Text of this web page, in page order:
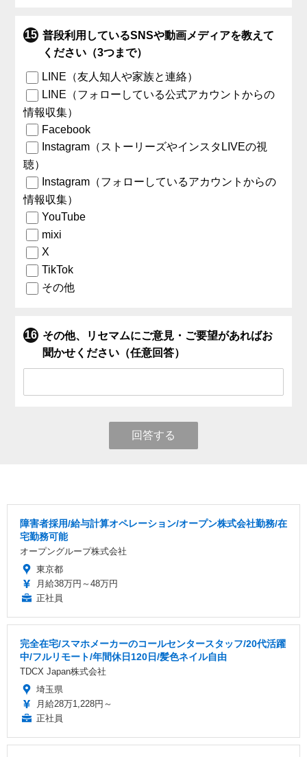
普段利用しているSNSや動画メディアを教えて
ください（3つまで）
LINE（友人知人や家族と連絡）
LINE（フォローしている公式アカウントからの
情報収集）
Facebook
Instagram（ストーリーズやインスタLIVEの視
聴）
Instagram（フォローしているアカウントからの
情報収集）
YouTube
mixi
X
TikTok
その他
その他、リセマムにご意見・ご要望があればお
聞かせください（任意回答）
回答する
障害者採用/給与計算オペレーション/オープン株式会社勤務/在
宅勤務可能
オープングループ株式会社
東京都
月給38万円～48万円
正社員
完全在宅/スマホメーカーのコールセンタースタッフ/20代活躍
中/フルリモート/年間休日120日/髪色ネイル自由
TDCX Japan株式会社
埼玉県
月給28万1,228円～
正社員